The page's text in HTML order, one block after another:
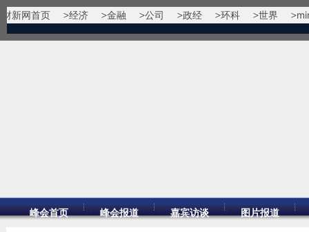
财新网首页 经济 金融 公司 政经 环科 世界
峰会首页 峰会报道 嘉宾访谈 图片报道